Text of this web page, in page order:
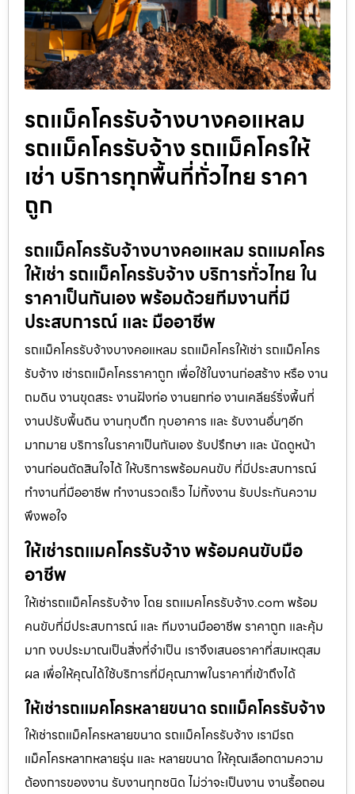
รถแม็คโครรับจ้างบางคอแหลม
รถแม็คโครรับจ้าง รถแม็คโครให้
เช่า บริการทุกพื้นที่ทั่วไทย ราคา
ถูก
รถแม็คโครรับจ้างบางคอแหลม รถแมคโคร
ให้เช่า รถแม็คโครรับจ้าง บริการทั่วไทย ใน
ราคาเป็นกันเอง พร้อมด้วยทีมงานที่มี
ประสบการณ์ และ มืออาชีพ
รถแม็คโครรับจ้างบางคอแหลม รถแม็คโครให้เช่า รถแม็คโคร
รับจ้าง เช่ารถแม็คโครราคาถูก เพื่อใช้ในงานก่อสร้าง หรือ งาน
ถมดิน งานขุดสระ งานฝังท่อ งานยกท่อ งานเคลียร์ริ่งพื้นที่
งานปรับพื้นดิน งานทุบตึก ทุบอาคาร และ รับงานอื่นๆอีก
มากมาย บริการในราคาเป็นกันเอง รับปรึกษา และ นัดดูหน้า
งานก่อนตัดสินใจได้ ให้บริการพร้อมคนขับ ที่มีประสบการณ์
ทำงานที่มืออาชีพ ทำงานรวดเร็ว ไม่ทิ้งงาน รับประกันความ
พึงพอใจ
ให้เช่ารถแมคโครรับจ้าง พร้อมคนขับมือ
อาชีพ
ให้เช่ารถแม็คโครรับจ้าง โดย รถแมคโครรับจ้าง.com พร้อม
คนขับที่มีประสบการณ์ และ ทีมงานมืออาชีพ ราคาถูก และคุ้ม
มาก งบประมาณเป็นสิ่งที่จำเป็น เราจึงเสนอราคาที่สมเหตุสม
ผล เพื่อให้คุณได้ใช้บริการที่มีคุณภาพในราคาที่เข้าถึงได้
ให้เช่ารถแมคโครหลายขนาด รถแม็คโครรับจ้าง
ให้เช่ารถแม็คโครหลายขนาด รถแม็คโครรับจ้าง เรามีรถ
แม็คโครหลากหลายรุ่น และ หลายขนาด ให้คุณเลือกตามความ
ต้องการของงาน รับงานทุกชนิด ไม่ว่าจะเป็นงาน งานรื้อถอน